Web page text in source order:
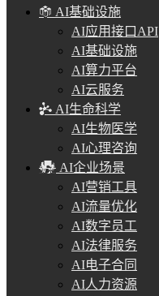
AI基础设施
AI应用接口API
AI基础设施
AI算力平台
AI云服务
AI生命科学
AI生物医学
AI心理咨询
AI企业场景
AI营销工具
AI流量优化
AI数字员工
AI法律服务
AI电子合同
AI人力资源